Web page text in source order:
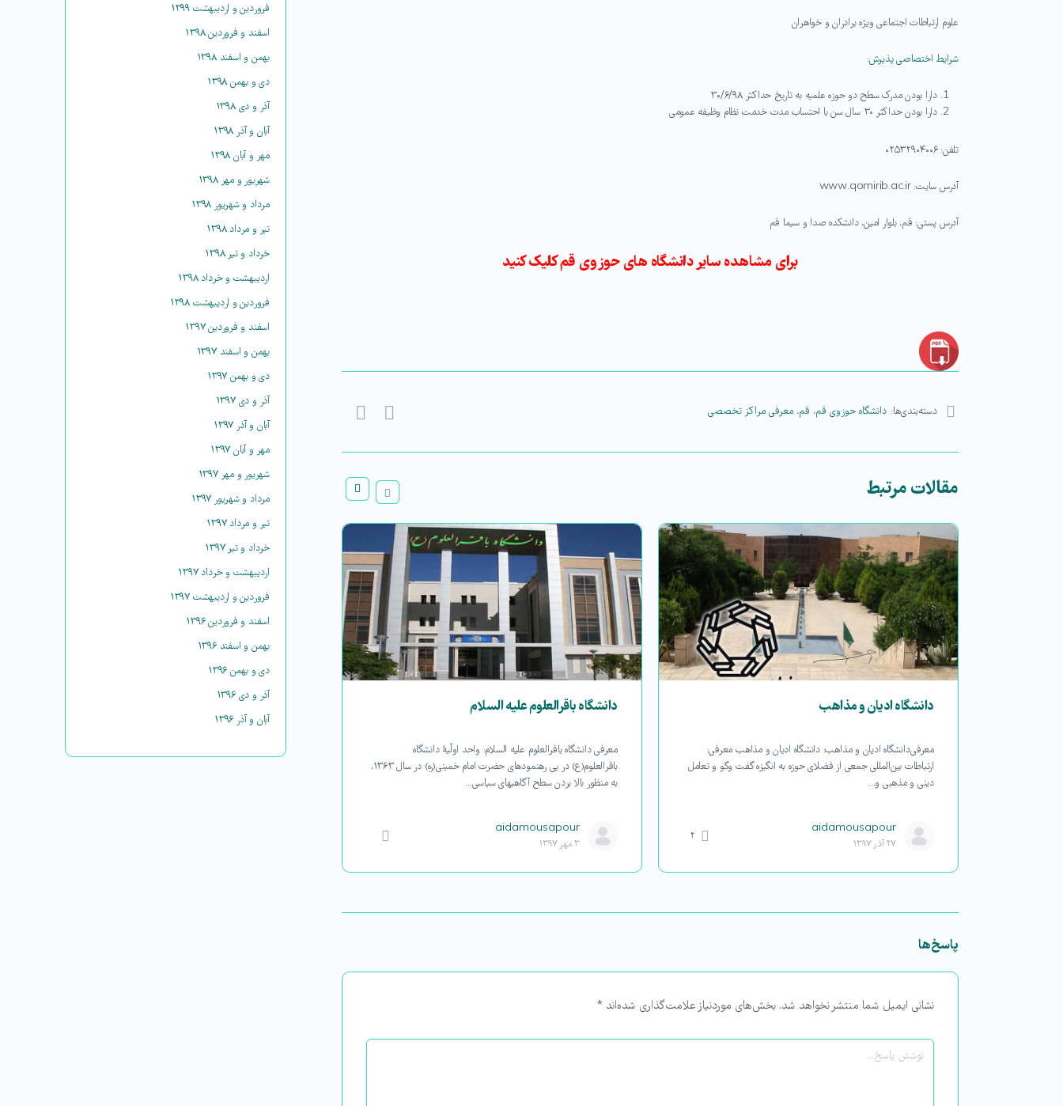
علوم ارتباطات اجتماعی ویژه برادران و خواهران
شرایط اختصاصی پذیرش:
دارا بودن مدرک سطح دو حوزه علمیه به تاریخ حداکثر ۳۰/۶/۹۸
دارا بودن حداکثر ۳۰ سال سن با احتساب مدت خدمت نظام وظیفه عمومی
تلفن: ۰۲۵۳۲۹۰۴۰۰۶
آدرس سایت: www.qomirib.ac.ir
آدرس پستی: قم، بلوار امین، دانشکده صدا و سیما قم
برای مشاهده سایر دانشگاه های حوزوی قم کلیک کنید
دسته‌بندی‌ها: دانشگاه حوزوی قم، قم، معرفی مراکز تخصصی
مقالات مرتبط
دانشگاه ادیان و مذاهب
معرفی دانشگاه ادیان و مذاهب: دانشگاه ادیان و مذاهب معرفی:
ارتباطات بین‌المللی جمعی از فضلای حوزه به ‌انگیزه گفت ‌وگو و تعامل
دینی و مذهبی و…
aidamousapour
۲۷ آذر ۱۳۹۷
۲
دانشگاه باقرالعلوم علیه السلام
معرفی دانشگاه باقرالعلوم علیه السلام: واحد اولّیۀ دانشگاه
باقرالعلوم(ع) در پی رهنمودهای حضرت امام خمینی(ره) در سال ۱۳۶۳،
به منظور بالا بردن سطح آگاهی­های سیاسی…
aidamousapour
۳ مهر ۱۳۹۷
پاسخ‌ها
نشانی ایمیل شما منتشر نخواهد شد. بخش‌های موردنیاز علامت‌گذاری شده‌اند *
فروردین و اردیبهشت ۱۳۹۹
اسفند و فروردین ۱۳۹۸
بهمن و اسفند ۱۳۹۸
دی و بهمن ۱۳۹۸
آذر و دی ۱۳۹۸
آبان و آذر ۱۳۹۸
مهر و آبان ۱۳۹۸
شهریور و مهر ۱۳۹۸
مرداد و شهریور ۱۳۹۸
تیر و مرداد ۱۳۹۸
خرداد و تیر ۱۳۹۸
اردیبهشت و خرداد ۱۳۹۸
فروردین و اردیبهشت ۱۳۹۸
اسفند و فروردین ۱۳۹۷
بهمن و اسفند ۱۳۹۷
دی و بهمن ۱۳۹۷
آذر و دی ۱۳۹۷
آبان و آذر ۱۳۹۷
مهر و آبان ۱۳۹۷
شهریور و مهر ۱۳۹۷
مرداد و شهریور ۱۳۹۷
تیر و مرداد ۱۳۹۷
خرداد و تیر ۱۳۹۷
اردیبهشت و خرداد ۱۳۹۷
فروردین و اردیبهشت ۱۳۹۷
اسفند و فروردین ۱۳۹۶
بهمن و اسفند ۱۳۹۶
دی و بهمن ۱۳۹۶
آذر و دی ۱۳۹۶
آبان و آذر ۱۳۹۶